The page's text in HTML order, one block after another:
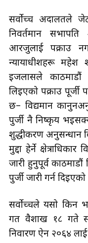
सर्वोच्च अदालतले जेठ
निवर्तमान
आरजुलाई पक्राउ
न्यायाधीशहरू महेश
इजलासले
लिइएको पक्राउ पूर्जी
छ– विद्यमान
पुर्जी नै निष्कृय
शुद्धीकरण अनुसन्धान
मुद्दा हेर्ने
जारी हुनुपूर्व
पुर्जी जारी गर्न
सर्वोच्चले यसो किन
गत वैशाख १८ गते
निवारण ऐन २०६४